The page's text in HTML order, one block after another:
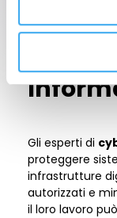
Gli esperti di
proteggere
infrastrutture
autorizzati e
il loro lavoro